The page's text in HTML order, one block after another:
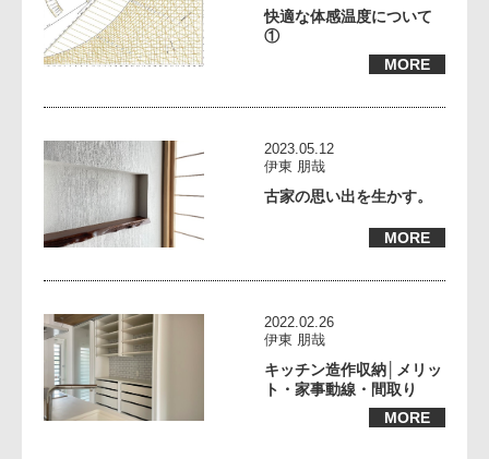
快適な体感温度について
①
MORE
2023.05.12
伊東 朋哉
古家の思い出を生かす。
MORE
2022.02.26
伊東 朋哉
キッチン造作収納│メリッ
ト・家事動線・間取り
MORE